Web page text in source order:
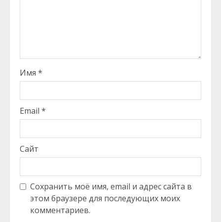
Имя *
Email *
Сайт
Сохранить моё имя, email и адрес сайта в
этом браузере для последующих моих
комментариев.